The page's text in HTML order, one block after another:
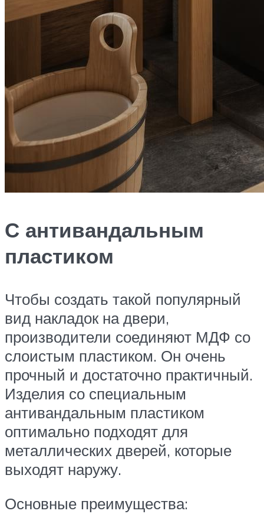
С антивандальным
пластиком
Чтобы создать такой популярный
вид накладок на двери,
производители соединяют МДФ со
слоистым пластиком. Он очень
прочный и достаточно практичный.
Изделия со специальным
антивандальным пластиком
оптимально подходят для
металлических дверей, которые
выходят наружу.
Основные преимущества: